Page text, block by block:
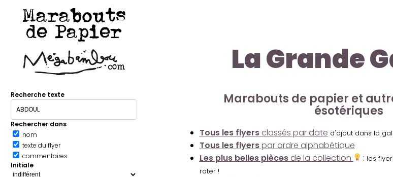
Marabouts
de Papier
Recherche texte
Rechercher dans
nom
texte du flyer
commentaires
Initiale
La Grande
Marabouts de papier et
ésotériques
Tous les flyersclassés par date d'ajout dans la
Tous les flyerspar ordre alphabétique
Les plus belles piècesde la collection : les
rater !